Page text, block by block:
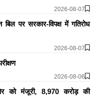
2026-08-07
पर सरकार-विपक्ष में गतिरोध
2026-08-07
2026-08-06
को मंजूरी, 8,970 करोड़ की